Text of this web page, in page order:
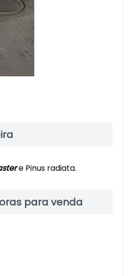
e Pinus radiata.
para venda